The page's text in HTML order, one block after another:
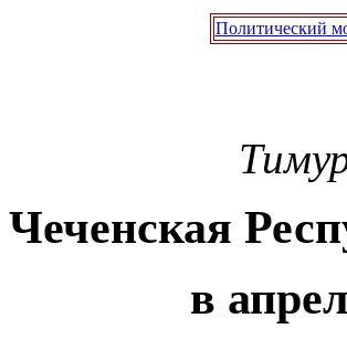
Политический
Чеченская
в